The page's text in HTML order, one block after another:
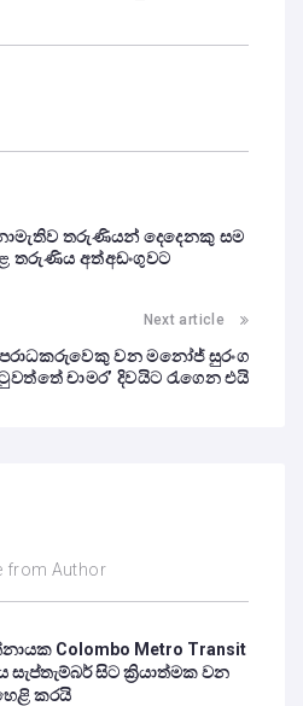
තරුණියන් දෙදෙනකු සම
තරුණිය අත්අඩංගුවට
Next article
වන මනෝජ් සුරංග
චාමර’ දිවයිට රැගෙන එයි
from Author
Colombo Metro Transit
සැප්තැම්බර් සිට ක්‍රියාත්මක වන
කරයි